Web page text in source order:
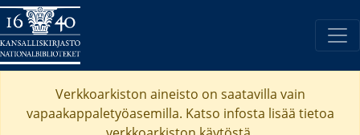
Verkkoarkiston aineisto on saatavilla vain
vapaakappaletyöasemilla. Katso infosta lisää tietoa